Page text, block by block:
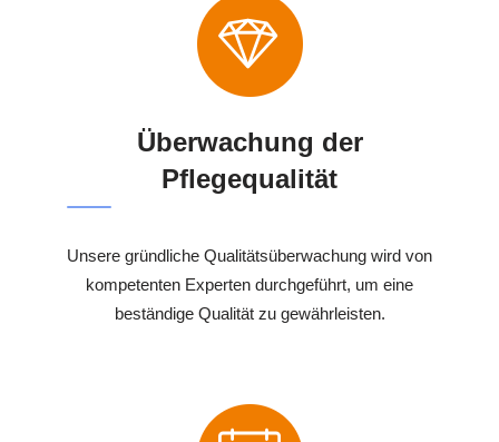
Überwachung der
Pflegequalität
Unsere gründliche Qualitätsüberwachung wird von
kompetenten Experten durchgeführt, um eine
beständige Qualität zu gewährleisten.